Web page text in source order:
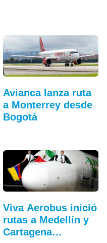
Avianca lanza ruta
a Monterrey desde
Bogotá
Viva Aerobus inició
rutas a Medellín y
Cartagena…